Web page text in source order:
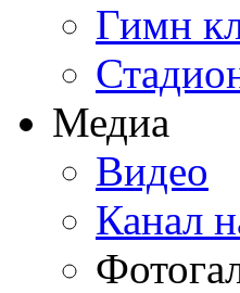
Гимн
Медиа
Видео
Канал